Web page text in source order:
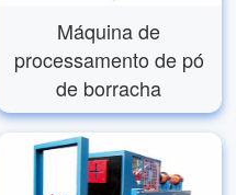
Máquina de
processamento de pó
de borracha